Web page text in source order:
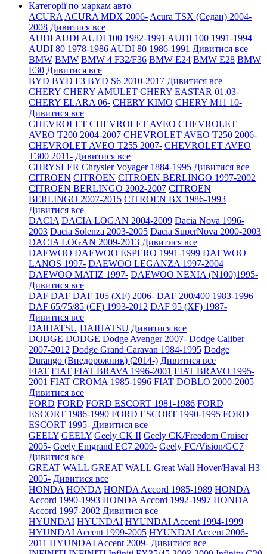
Категорії по маркам авто
ACURA ACURA MDX 2006- Acura TSX (Седан) 2004-
2008 Дивитися все
AUDI AUDI AUDI 100 1982-1991 AUDI 100 1991-1994
AUDI 80 1978-1986 AUDI 80 1986-1991 Дивитися все
BMW BMW BMW 4 F32/F36 BMW E24 BMW E28 BMW
E30 Дивитися все
BYD BYD F3 BYD S6 2010-2017 Дивитися все
CHERY CHERY AMULET CHERY EASTAR 01.03-
CHERY ELARA 06- CHERY KIMO CHERY M11 10-
Дивитися все
CHEVROLET CHEVROLET AVEO CHEVROLET
AVEO Т200 2004-2007 CHEVROLET AVEO Т250 2006-
CHEVROLET AVEO Т255 2007- CHEVROLET AVEO
Т300 2011- Дивитися все
CHRYSLER Chrysler Voyager 1884-1995 Дивитися все
CITROEN CITROEN CITROEN BERLINGO 1997-2002
CITROEN BERLINGO 2002-2007 CITROEN
BERLINGO 2007-2015 CITROEN BX 1986-1993
Дивитися все
DACIA DACIA LOGAN 2004-2009 Dacia Nova 1996-
2003 Dacia Solenza 2003-2005 Dacia SuperNova 2000-2003
DACIA LOGAN 2009-2013 Дивитися все
DAEWOO DAEWOO ESPERO 1991-1999 DAEWOO
LANOS 1997- DAEWOO LEGANZA 1997-2004
DAEWOO MATIZ 1997- DAEWOO NEXIA (N100)1995-
Дивитися все
DAF DAF DAF 105 (XF) 2006- DAF 200/400 1983-1996
DAF 65/75/85 (CF) 1993-2012 DAF 95 (XF) 1987-
Дивитися все
DAIHATSU DAIHATSU Дивитися все
DODGE DODGE Dodge Avenger 2007- Dodge Caliber
2007-2012 Dodge Grand Caravan 1984-1995 Dodge
Durango (Внедорожник) (2014-) Дивитися все
FIAT FIAT FIAT BRAVA 1996-2001 FIAT BRAVO 1995-
2001 FIAT CROMA 1985-1996 FIAT DOBLO 2000-2005
Дивитися все
FORD FORD FORD ESCORT 1981-1986 FORD
ESCORT 1986-1990 FORD ESCORT 1990-1995 FORD
ESCORT 1995- Дивитися все
GEELY GEELY Geely CK II Geely CK/Freedom Cruiser
2005- Geely Emgrand EC7 2009- Geely FC/Vision/GC7
Дивитися все
GREAT WALL GREAT WALL Great Wall Hover/Haval H3
2005- Дивитися все
HONDA HONDA HONDA Accord 1985-1989 HONDA
Accord 1990-1993 HONDA Accord 1992-1997 HONDA
Accord 1997-2002 Дивитися все
HYUNDAI HYUNDAI HYUNDAI Accent 1994-1999
HYUNDAI Accent 1999-2005 HYUNDAI Accent 2006-
2011 HYUNDAI Accent 2009- Дивитися все